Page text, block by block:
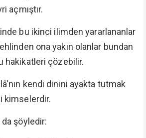
açmıştır.
bu ikinci ilimden yararlananlar
ona yakın olanlar bundan
hakikatleri çözebilir.
kendi dinini ayakta tutmak
kimselerdir.
da şöyledir: